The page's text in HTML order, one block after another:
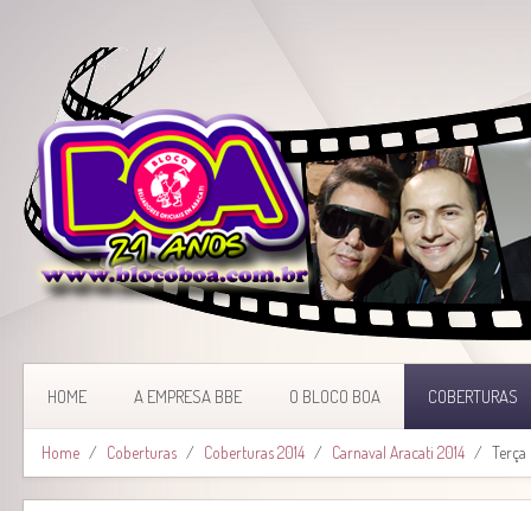
HOME A EMPRESA BBE O BLOCO BOA COBERTURAS
Home Coberturas Coberturas 2014 Carnaval Aracati 2014 Terça